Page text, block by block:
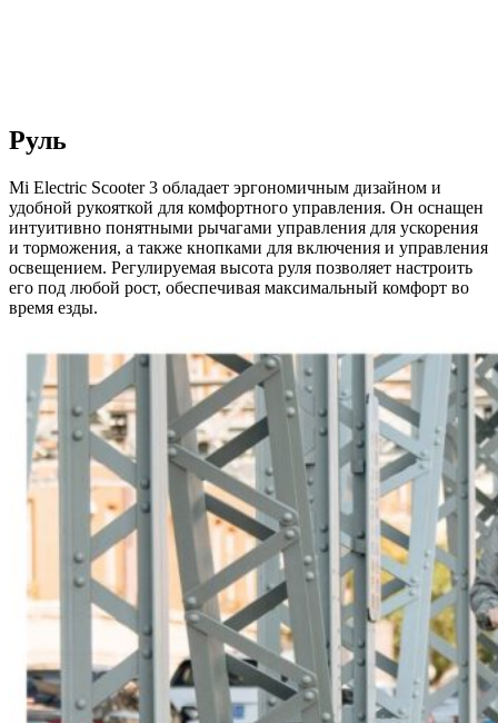
Руль
Mi Electric Scooter 3 обладает эргономичным дизайном и
удобной рукояткой для комфортного управления. Он оснащен
интуитивно понятными рычагами управления для ускорения
и торможения, а также кнопками для включения и управления
освещением. Регулируемая высота руля позволяет настроить
его под любой рост, обеспечивая максимальный комфорт во
время езды.